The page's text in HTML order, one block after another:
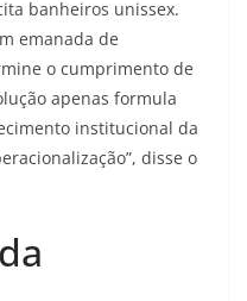
banheiros unissex.
emanada de
o cumprimento de
apenas formula
institucional da
disse o